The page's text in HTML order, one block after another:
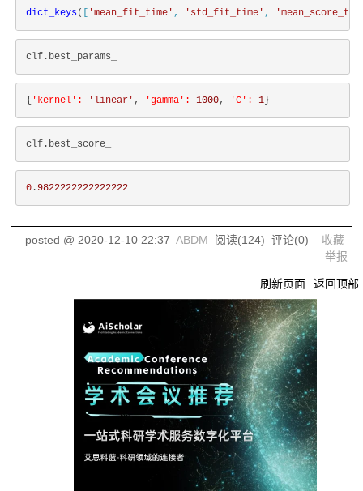
dict_keys( 'mean_fit_time' , 'std_fit_time' ,
{ 'kernel': 'linear' , 'gamma': 1000, 'C': 1
0 .9822222222222222
posted @ 2020-12-10 22:37 ABDM 阅读(124) 评论(0) 收藏
举报
刷新页面 返回顶部